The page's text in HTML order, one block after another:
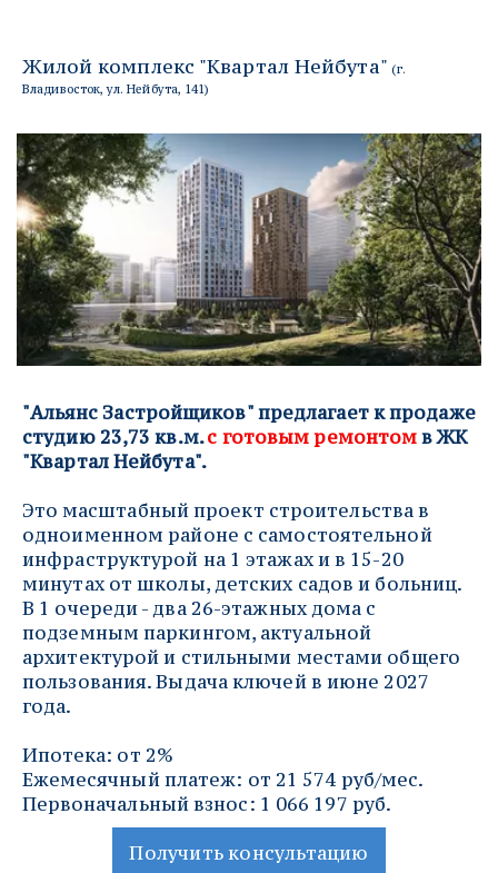
Жилой комплекс "Квартал Нейбута" (г.
Владивосток, ул. Нейбута, 141)
"Альянс Застройщиков" предлагает к продаже
студию 23,73 кв.м. с готовым ремонтом в ЖК
"Квартал Нейбута".
Это масштабный проект строительства в
одноименном районе с самостоятельной
инфраструктурой на 1 этажах и в 15-20
минутах от школы, детских садов и больниц.
В 1 очереди - два 26-этажных дома с
подземным паркингом, актуальной
архитектурой и стильными местами общего
пользования. Выдача ключей в июне 2027
года.
Ипотека: от 2%
Ежемесячный платеж: от 21 574 руб/мес.
Первоначальный взнос: 1 066 197 руб.
Получить консультацию